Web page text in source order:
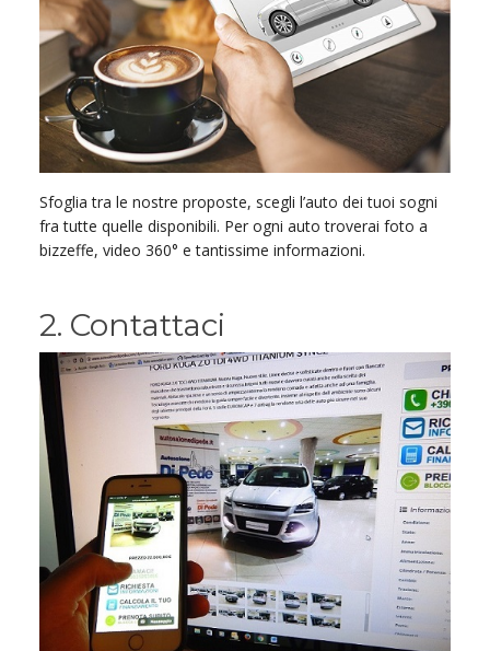
Sfoglia tra le nostre proposte, scegli l’auto dei tuoi sogni
fra tutte quelle disponibili. Per ogni auto troverai foto a
bizzeffe, video 360° e tantissime informazioni.
2. Contattaci